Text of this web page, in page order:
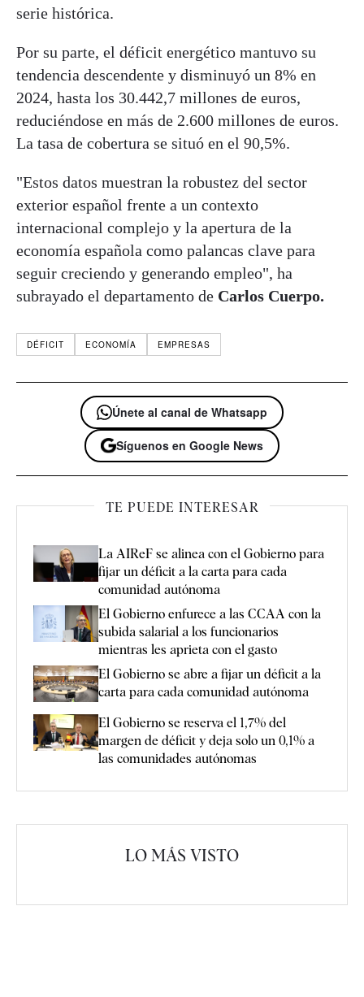
serie histórica.
Por su parte, el déficit energético mantuvo su
tendencia descendente y disminuyó un 8% en
2024, hasta los 30.442,7 millones de euros,
reduciéndose en más de 2.600 millones de euros.
La tasa de cobertura se situó en el 90,5%.
"Estos datos muestran la robustez del sector
exterior español frente a un contexto
internacional complejo y la apertura de la
economía española como palancas clave para
seguir creciendo y generando empleo", ha
subrayado el departamento de Carlos Cuerpo.
DÉFICIT ECONOMÍA EMPRESAS
Únete al canal de Whatsapp
Síguenos en Google News
TE PUEDE INTERESAR
La AIReF se alinea con el Gobierno para
fijar un déficit a la carta para cada
comunidad autónoma
El Gobierno enfurece a las CCAA con la
subida salarial a los funcionarios
mientras les aprieta con el gasto
El Gobierno se abre a fijar un déficit a la
carta para cada comunidad autónoma
El Gobierno se reserva el 1,7% del
margen de déficit y deja solo un 0,1% a
las comunidades autónomas
LO MÁS VISTO